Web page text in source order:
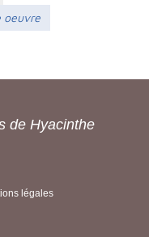
oeuvre
de Hyacinthe
légales